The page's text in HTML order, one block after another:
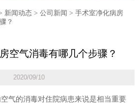
新闻动态> 公司新闻 > 手术室净化病房
？
空气消毒有哪几个步骤？
2020/09/10
气的消毒对住院病患来说是相当重要